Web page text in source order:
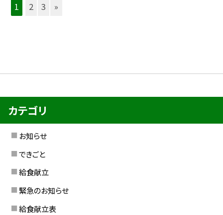
1 2 3 »
カテゴリ
お知らせ
できごと
給食献立
緊急のお知らせ
給食献立表